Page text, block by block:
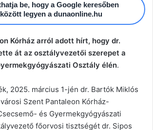
be, hogy a Google keresőben
legyen a dunaonline.hu
Kórház arról adott hírt, hogy dr.
át az osztályvezetői szerepet a
Osztály élén.
2025. március 1-jén dr. Bartók Miklós
Szent Pantaleon Kórház-
és Gyermekgyógyászati
főorvosi tisztségét dr. Sipos